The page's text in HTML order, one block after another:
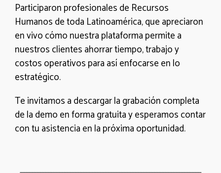
Participaron profesionales de Recursos
Humanos de toda Latinoamérica, que apreciaron
en vivo cómo nuestra plataforma permite a
nuestros clientes ahorrar tiempo, trabajo y
costos operativos para así enfocarse en lo
estratégico.
Te invitamos a descargar la grabación completa
de la demo en forma gratuita y esperamos contar
con tu asistencia en la próxima oportunidad.